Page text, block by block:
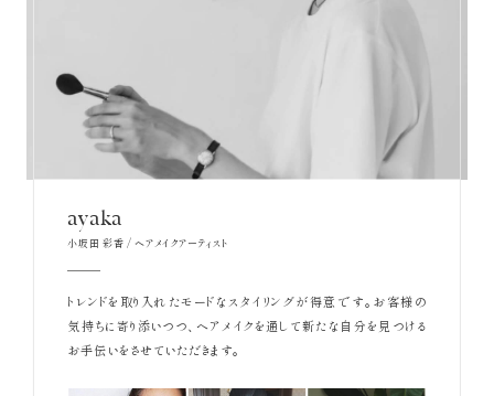
ayaka
小坂田 彩香 / ヘアメイクアーティスト
トレンドを取り入れたモードなスタイリングが得意です。お客様の
気持ちに寄り添いつつ、ヘアメイクを通して新たな自分を見つける
お手伝いをさせていただきます。